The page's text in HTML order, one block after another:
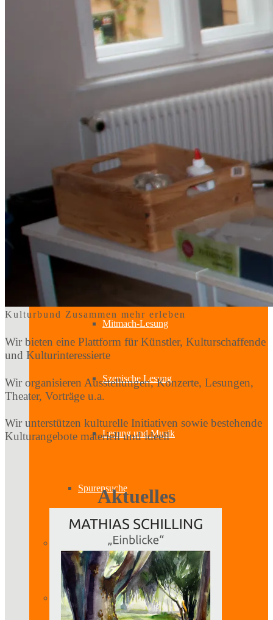
Literatur & Film
Hörspiel
Musik
Lesung & Autoren-Lesung
Mitmach-Lesung
Szenische Lesung
Lesung und Musik
Spurensuche
Mitglied werden
Kulturbund Zusammen mehr erleben
Wir bieten eine Plattform für Künstler, Kulturschaffende
und Kulturinteressierte
Wir organisieren Ausstellungen, Konzerte, Lesungen,
Theater, Vorträge u.a.
Wir unterstützen kulturelle Initiativen sowie bestehende
Kulturangebote materiell und ideell
Aktuelles